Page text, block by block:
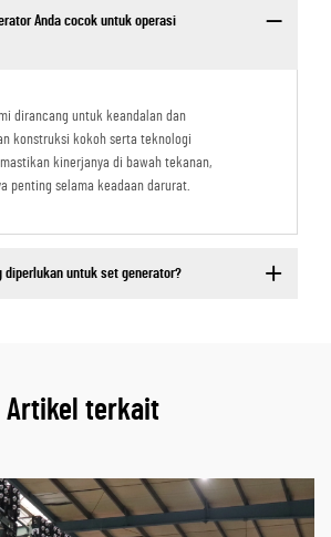
Anda cocok untuk operasi
dirancang untuk keandalan dan
konstruksi kokoh serta teknologi
kinerjanya di bawah tekanan,
penting selama keadaan darurat.
diperlukan untuk set generator?
Artikel terkait